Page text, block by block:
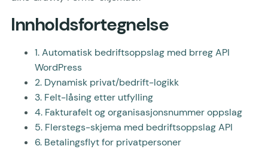
Innholdsfortegnelse
1. Automatisk bedriftsoppslag med brreg API
WordPress
2. Dynamisk privat/bedrift-logikk
3. Felt-låsing etter utfylling
4. Fakturafelt og organisasjonsnummer oppslag
5. Flerstegs-skjema med bedriftsoppslag API
6. Betalingsflyt for privatpersoner